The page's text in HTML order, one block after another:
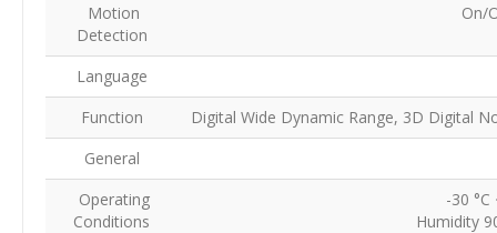
Motion
Detection
On/
Language
Function
Digital Wide Dynamic Range, 3D Digital
General
Operating
Conditions
-30 °C
Humidity